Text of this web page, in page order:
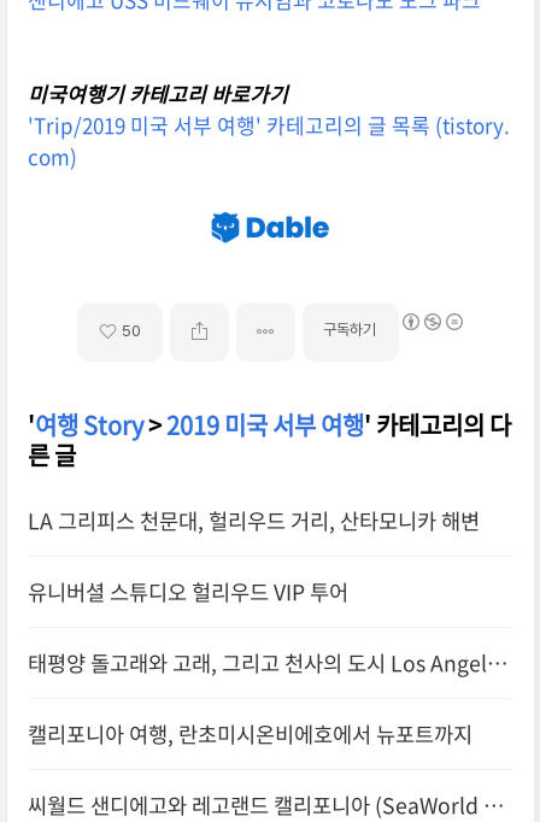
미국여행기 카테고리 바로가기
'Trip/2019 미국 서부 여행' 카테고리의 글 목록 (tistory.
com)
50 구독하기
'여행 Story>2019 미국 서부 여행' 카테고리의 다
른 글
LA 그리피스 천문대, 헐리우드 거리, 산타모니카 해변
유니버셜 스튜디오 헐리우드 VIP 투어
태평양 돌고래와 고래, 그리고 천사의 도시 Los Angeles
캘리포니아 여행, 란초미시온비에호에서 뉴포트까지
씨월드 샌디에고와 레고랜드 캘리포니아 (SeaWorld Sa